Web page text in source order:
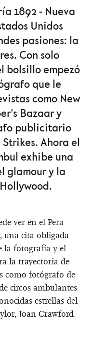
1892 - Nueva
Unidos
pasiones: la
Con solo
bolsillo empezó
que le
como New
Bazaar y
publicitario
Ahora el
exhibe una
glamour y la
ver en el Pera
una cita obligada
la fotografía y el
la trayectoria de
como fotógrafo de
circos ambulantes
estrellas del
Joan Crawford